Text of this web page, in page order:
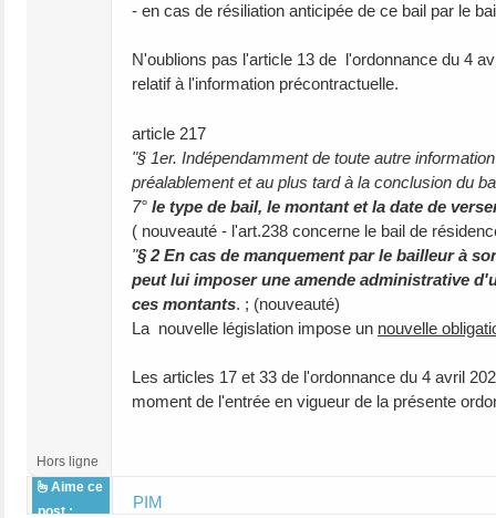
- en cas de résiliation anticipée de ce bail par le
N'oublions pas l'article 13 de l'ordonnance du 4
relatif à l'information précontractuelle.
article 217
"§ 1er. Indépendamment de toute autre
préalablement et au plus tard à la conclusion du
7° le type de bail, le montant et la date de
( nouveauté - l'art.238 concerne le bail de
"§ 2 En cas de manquement par le bailleur à
peut lui imposer une amende administrative
ces montants. ; (nouveauté)
La nouvelle législation impose un nouvelle
Les articles 17 et 33 de l'ordonnance du 4 avril
moment de l'entrée en vigueur de la présente
Hors ligne
Aime ce
post :
PIM